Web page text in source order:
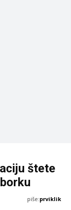
štete
piše:prviklik